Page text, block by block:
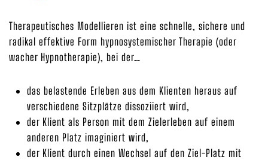
Therapeutisches Modellieren ist eine schnelle, sichere und
radikal effektive Form hypnosystemischer Therapie (oder
wacher Hypnotherapie), bei der…
das belastende Erleben aus dem Klienten heraus auf
verschiedene Sitzplätze dissoziiert wird,
der Klient als Person mit dem Zielerleben auf einem
anderen Platz imaginiert wird,
der Klient durch einen Wechsel auf den Ziel-Platz mit